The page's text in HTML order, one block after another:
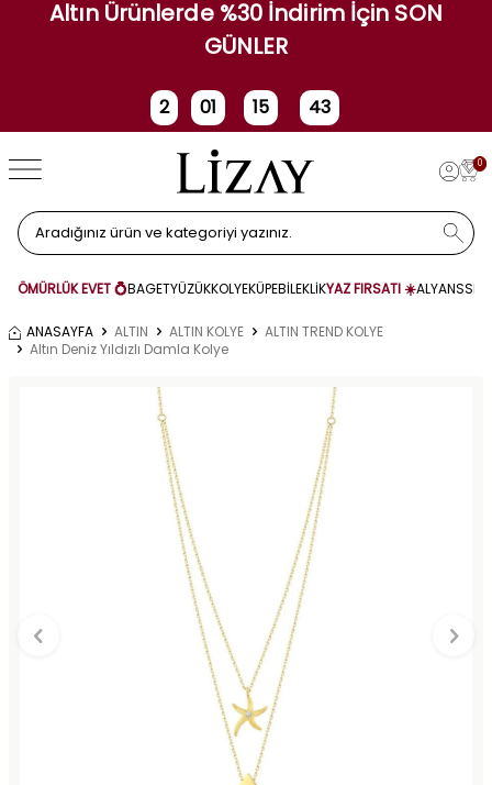
Altın Ürünlerde %30 İndirim İçin SON
GÜNLER
2
Gün
01
Saat
15 43
0
ÖMÜRLÜK EVET 💍BAGETYÜZÜKKOLYEKÜPEBİLEKLİKYAZ FIRSATI ☀️ALYANS
ANASAYFA ALTIN ALTIN KOLYE
ALTIN TREND KOLYE
Altın Deniz Yıldızlı Damla Kolye